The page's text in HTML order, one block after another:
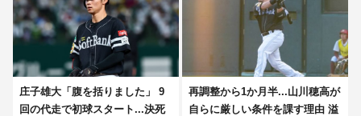
庄子雄大「腹を括りました」 9
回の代走で初球スタート...決死
再調整から1か月半...山川穂高が
自らに厳しい条件を課す理由 溢